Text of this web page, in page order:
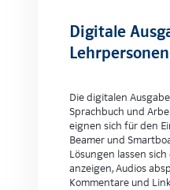
Digitale
Lehrpersonen
Die digitalen
Sprachbuch und
eignen sich für den
Beamer und
Lösungen lassen
anzeigen, Audios
Kommentare und